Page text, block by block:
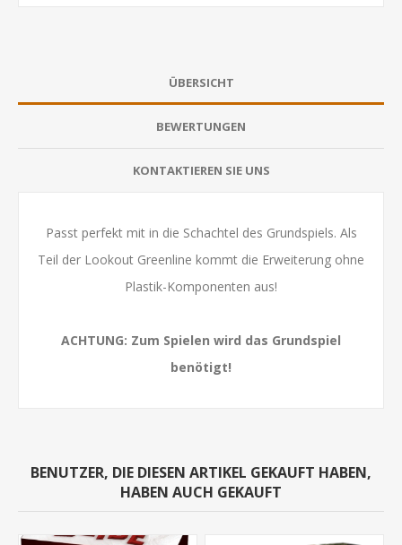
ÜBERSICHT
BEWERTUNGEN
KONTAKTIEREN SIE UNS
Passt perfekt mit in die Schachtel des Grundspiels. Als
Teil der Lookout Greenline kommt die Erweiterung ohne
Plastik-Komponenten aus!
ACHTUNG: Zum Spielen wird das Grundspiel
benötigt!
BENUTZER, DIE DIESEN ARTIKEL GEKAUFT HABEN,
HABEN AUCH GEKAUFT